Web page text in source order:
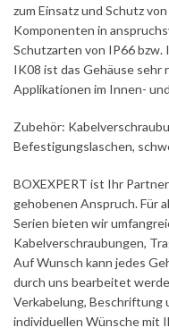
zum Einsatz und Schutz
Komponenten in
Schutzarten von IP66
IK08 ist das Gehäuse sehr
Applikationen im Innen-
Zubehör:
Befestigungslaschen,
BOXEXPERT ist Ihr
gehobenen Anspruch. Für
Serien bieten wir
Kabelverschraubungen,
Auf Wunsch kann jedes
durch uns bearbeitet
Verkabelung, Beschriftung
individuellen Wünsche mit